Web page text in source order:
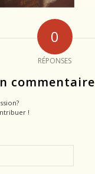
0
RÉPONSES
commentaire
!